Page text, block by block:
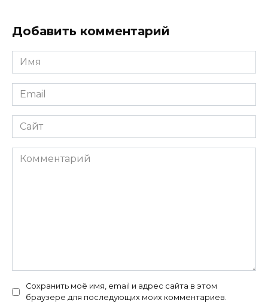
Добавить комментарий
Имя
*
Email
*
Сайт
Комментарий
Сохранить моё имя, email и адрес сайта в этом
браузере для последующих моих комментариев.